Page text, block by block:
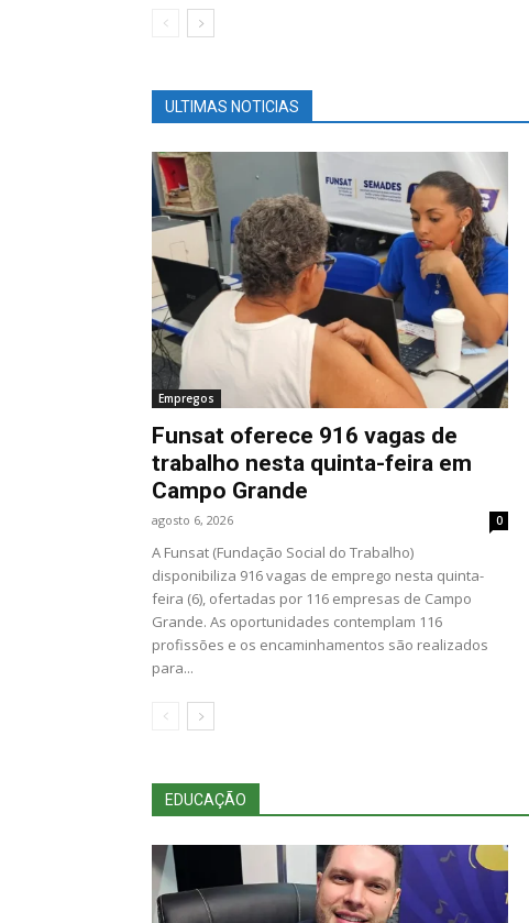
ULTIMAS NOTICIAS
Empregos
Funsat oferece 916 vagas de
trabalho nesta quinta-feira em
Campo Grande
agosto 6, 2026 0
A Funsat (Fundação Social do Trabalho)
disponibiliza 916 vagas de emprego nesta quinta-
feira (6), ofertadas por 116 empresas de Campo
Grande. As oportunidades contemplam 116
profissões e os encaminhamentos são realizados
para...
EDUCAÇÃO